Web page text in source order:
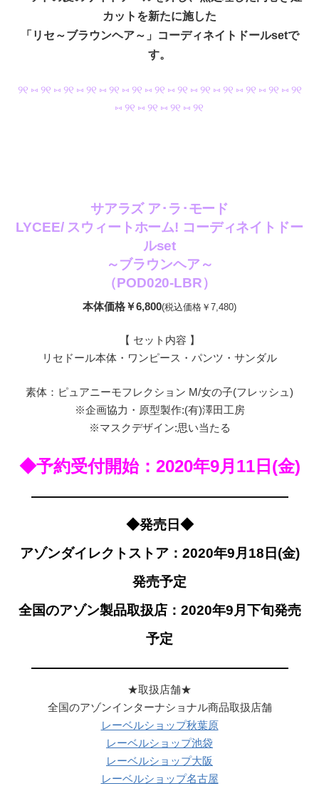
カットを新たに施した
「リセ～ブラウンヘア～」コーディネイトドールsetで
す。
୨୧ ⑅ ୨୧ ⑅ ୨୧ ⑅ ୨୧ ⑅ ୨୧ ⑅ ୨୧ ⑅ ୨୧ ⑅ ୨୧ ⑅ ୨୧ ⑅ ୨୧ ⑅ ୨୧ ⑅ ୨୧ ⑅ ୨୧
⑅ ୨୧ ⑅ ୨୧ ⑅ ୨୧ ⑅ ୨୧
サアラズ ア･ラ･モード
LYCEE/ スウィートホーム! コーディネイトドー
ルset
～ブラウンヘア～
（POD020-LBR）
本体価格￥6,800(税込価格￥7,480)
【 セット内容 】
リセドール本体・ワンピース・パンツ・サンダル
素体：ピュアニーモフレクション M/女の子(フレッシュ)
※企画協力・原型製作:(有)澤田工房
※マスクデザイン:思い当たる
◆予約受付開始：2020年9月11日(金)
———————————————————
◆発売日◆
アゾンダイレクトストア：2020年9月18日(金)
発売予定
全国のアゾン製品取扱店：2020年9月下旬発売
予定
———————————————————
★取扱店舗★
全国のアゾンインターナショナル商品取扱店舗
レーベルショップ秋葉原
レーベルショップ池袋
レーベルショップ大阪
レーベルショップ名古屋